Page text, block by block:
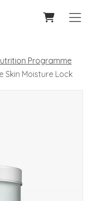
Programme
Skin Moisture Lock